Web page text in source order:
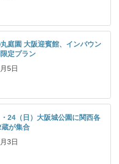
庭園 大阪迎賓館、インバウン
定プラン
5日
24（日）大阪城公園に関西各
が集合
3日